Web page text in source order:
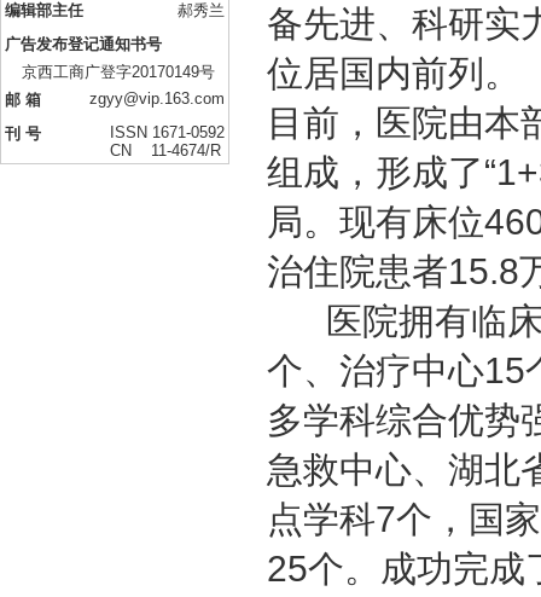
编辑部主任
郝秀兰
广告发布登记通知书号
京西工商广登字20170149号
邮 箱
zgyy@vip.163.com
刊 号
ISSN 1671-0592
CN 11-4674/R
备先进、科研实
位居国内前列。
目前，医院由本
组成，形成了
局。现有床位
治住院患者15.8
医院拥有临
个、治疗中心15
多学科综合优势
急救中心、湖北
点学科7个，国
25个。成功完成